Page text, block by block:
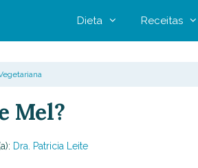
Dieta Receitas
Mel?
Dra. Patricia Leite